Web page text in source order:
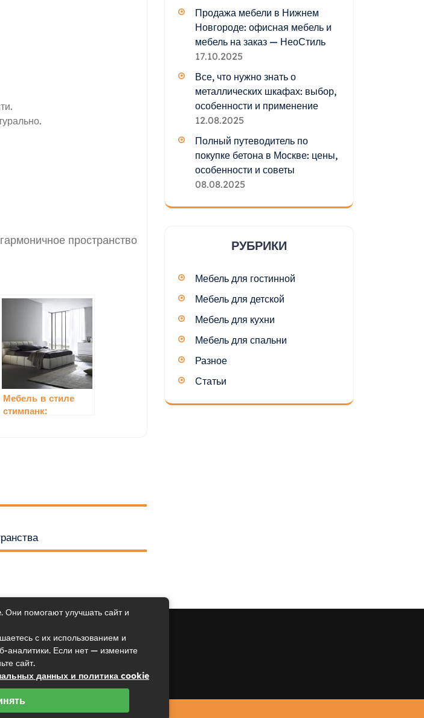
пространство
Мебель в стиле
стимпанк:
Продажа мебели в Нижнем
Новгороде: офисная мебель и
мебель на заказ — НеоСтиль
17.10.2025
Все, что нужно знать о
металлических шкафах: выбор,
особенности и применение
12.08.2025
Полный путеводитель по
покупке бетона в Москве: цены,
особенности и советы
08.08.2025
РУБРИКИ
Мебель для гостинной
Мебель для детской
Мебель для кухни
Мебель для спальни
Разное
Статьи
помогают улучшать сайт и
с их использованием и
аналитики. Если нет — измените
сайт.
данных и политика cookie